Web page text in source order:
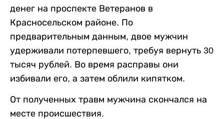
денег на проспекте Ветеранов в
Красносельском районе. По
предварительным данным, двое мужчин
удерживали потерпевшего, требуя вернуть 30
тысяч рублей. Во время расправы они
избивали его, а затем облили кипятком.
От полученных травм мужчина скончался на
месте происшествия.